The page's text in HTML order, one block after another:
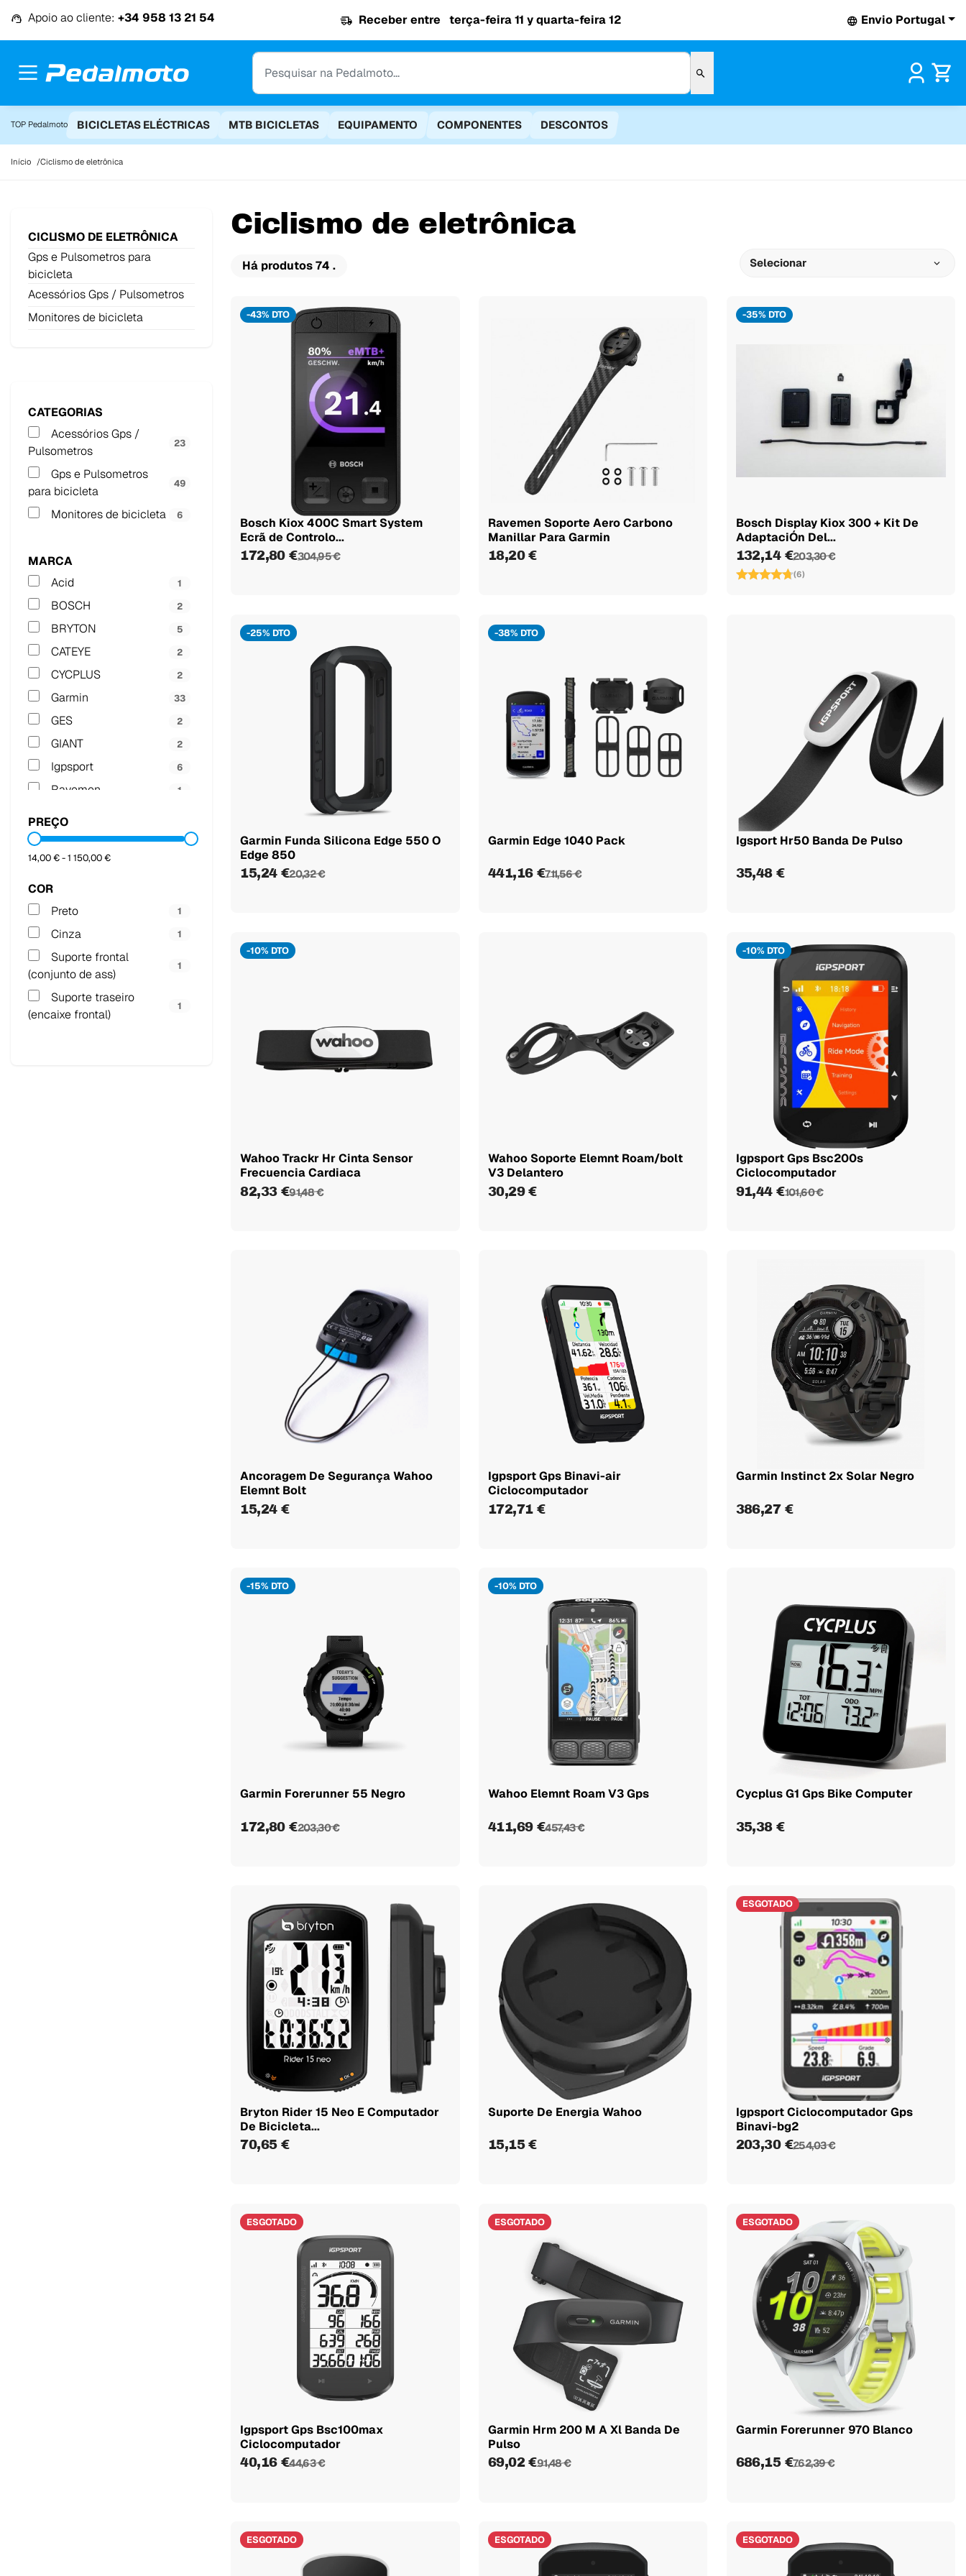
Apoio ao cliente: +34 958 13 21 54 Receber entre terça-feira 11 y quarta-feira 12 Envio Portugal
TOP Pedalmoto BICICLETAS ELÉCTRICAS MTB BICICLETAS EQUIPAMENTO COMPONENTES DESCONTOS
Início Ciclismo de eletrônica
CICLISMO DE ELETRÔNICA
Gps e Pulsometros para
bicicleta
Acessórios Gps / Pulsometros
Monitores de bicicleta
CATEGORIAS
Acessórios Gps /
Pulsometros
23
Gps e Pulsometros
para bicicleta
49
Monitores de bicicleta 6
MARCA
Acid
1
BOSCH 2
BRYTON 5
CATEYE 2
CYCPLUS 2
Garmin 33
GES 2
GIANT 2
Igpsport 6
Ravemen 1
WAHOO 16
ZIPP
PREÇO
14,00 € - 1 150,00 €
COR
Preto
1
Cinza 1
Suporte frontal
(conjunto de ass)
1
Suporte traseiro
(encaixe frontal)
1
Ciclismo de eletrônica
Há produtos 74 . Selecionar
-43% DTO
Bosch Kiox 400C Smart System
Ecrã de Controlo...
172,80 €304,95 €
Ravemen Soporte Aero Carbono
Manillar Para Garmin
18,20 €
-35% DTO
Bosch Display Kiox 300 + Kit De
AdaptaciÓn Del...
132,14 €203,30 €
(6)
-25% DTO
Garmin Funda Silicona Edge 550 O
Edge 850
15,24 €20,32 €
-38% DTO
Garmin Edge 1040 Pack
441,16 €711,56 €
Igsport Hr50 Banda De Pulso
35,48 €
-10% DTO
Wahoo Trackr Hr Cinta Sensor
Frecuencia Cardiaca
82,33 €91,48 €
Wahoo Soporte Elemnt Roam/bolt
V3 Delantero
30,29 €
-10% DTO
Igpsport Gps Bsc200s
Ciclocomputador
91,44 €101,60 €
Ancoragem De Segurança Wahoo
Elemnt Bolt
15,24 €
Igpsport Gps Binavi-air
Ciclocomputador
172,71 €
Garmin Instinct 2x Solar Negro
386,27 €
-15% DTO
Garmin Forerunner 55 Negro
172,80 €203,30 €
-10% DTO
Wahoo Elemnt Roam V3 Gps
411,69 €457,43 €
Cycplus G1 Gps Bike Computer
35,38 €
Bryton Rider 15 Neo E Computador
De Bicicleta...
70,65 €
Suporte De Energia Wahoo
15,15 €
ESGOTADO
Igpsport Ciclocomputador Gps
Binavi-bg2
203,30 €254,03 €
ESGOTADO
Igpsport Gps Bsc100max
Ciclocomputador
40,16 €44,63 €
ESGOTADO
Garmin Hrm 200 M A Xl Banda De
Pulso
69,02 €91,48 €
ESGOTADO
Garmin Forerunner 970 Blanco
686,15 €762,39 €
ESGOTADO ESGOTADO ESGOTADO